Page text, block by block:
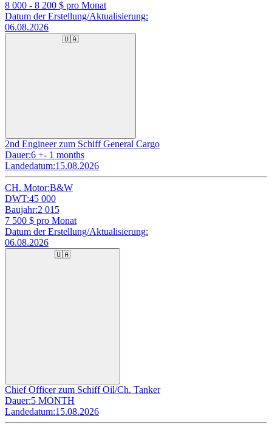
8 000 - 8 200 $ pro Monat
Datum der Erstellung/Aktualisierung:
06.08.2026
🇺🇦
2nd Engineer zum Schiff General Cargo
Dauer:6 +- 1 months
Landedatum:15.08.2026
CH. Motor:B&W
DWT:45 000
Baujahr:2 015
7 500 $ pro Monat
Datum der Erstellung/Aktualisierung:
06.08.2026
🇺🇦
Chief Officer zum Schiff Oil/Ch. Tanker
Dauer:5 MONTH
Landedatum:15.08.2026